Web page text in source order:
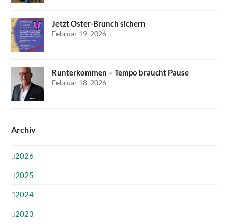
Jetzt Oster-Brunch sichern
Februar 19, 2026
Runterkommen – Tempo braucht Pause
Februar 18, 2026
Archiv
2026
2025
2024
2023